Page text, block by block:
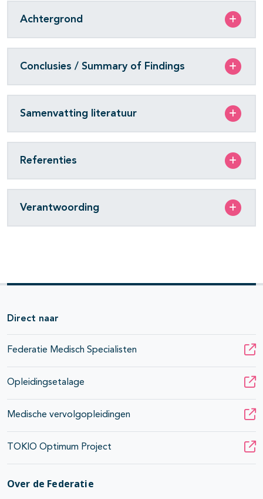
Achtergrond
Conclusies / Summary of Findings
Samenvatting literatuur
Referenties
Verantwoording
Direct naar
Federatie Medisch Specialisten
Opleidingsetalage
Medische vervolgopleidingen
TOKIO Optimum Project
Over de Federatie